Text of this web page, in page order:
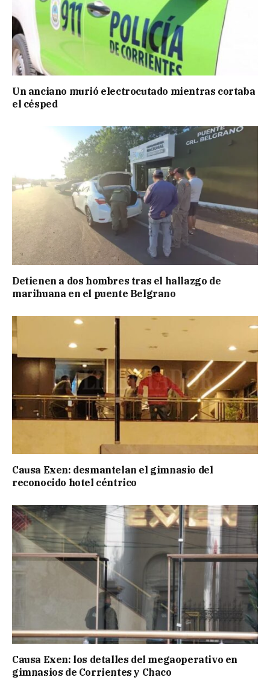
Un anciano murió electrocutado mientras cortaba
el césped
Detienen a dos hombres tras el hallazgo de
marihuana en el puente Belgrano
Causa Exen: desmantelan el gimnasio del
reconocido hotel céntrico
Causa Exen: los detalles del megaoperativo en
gimnasios de Corrientes y Chaco